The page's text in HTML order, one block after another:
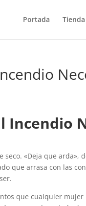
Portada Tienda
Incendio
«Deja que arda»,
que arrasa con las
que cualquier mujer